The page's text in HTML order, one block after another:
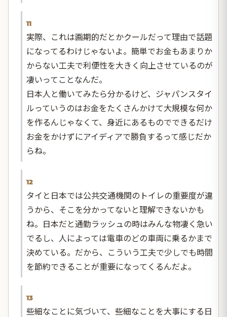
11
実際、これは画期的だとかクールだって理由で話題
になってるわけじゃないよ。簡単でお金もあまりか
からない工夫で利便性を大きく向上させているのが
凄いってことなんだ。
日本人と働いてみたら分かるけど、ジャパンスタイ
ルっていうのはお金をたくさんかけて大規模な何か
を作るんじゃなくて、身近にあるものでできるだけ
お金をかけずにアイディアで勝負するって感じだか
らね。
12
タイと日本では公共交通機関のトイレの重要度が違
うから、そこを分かってないと理解できないかも
ね。日本だと通勤ラッシュの時はみんな物凄く急い
でるし、人によっては電車のどの車両に乗るかまで
決めている。だから、こういう工夫で少しでも時間
を節約できることが重要になってくるんだよ。
13
些細なことに気づいて、些細なことを大事にする日